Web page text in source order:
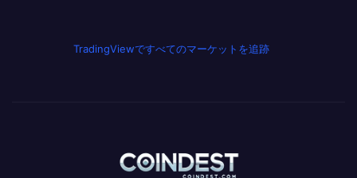
TradingViewですべてのマーケットを追跡